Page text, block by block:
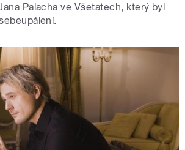
Palacha ve Všetatech, který byl